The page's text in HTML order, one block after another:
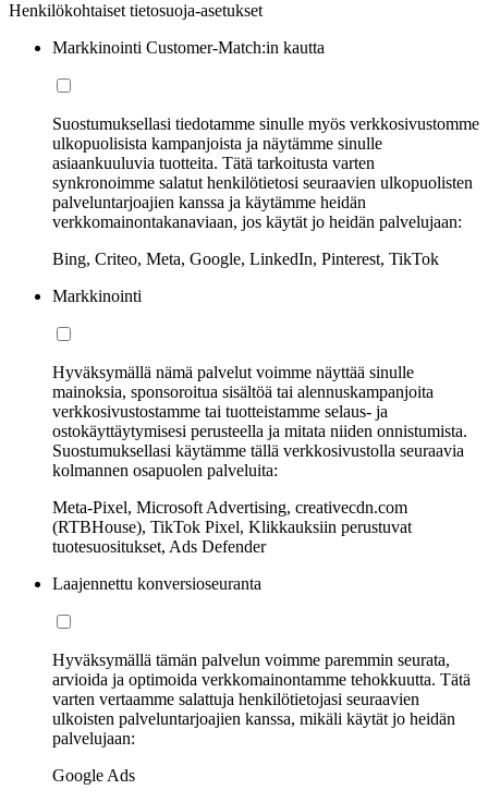
Henkilökohtaiset tietosuoja-asetukset
Markkinointi Customer-Match:in kautta
Suostumuksellasi tiedotamme sinulle myös verkkosivustomme
ulkopuolisista kampanjoista ja näytämme sinulle
asiaankuuluvia tuotteita. Tätä tarkoitusta varten
synkronoimme salatut henkilötietosi seuraavien ulkopuolisten
palveluntarjoajien kanssa ja käytämme heidän
verkkomainontakanaviaan, jos käytät jo heidän palvelujaan:
Bing, Criteo, Meta, Google, LinkedIn, Pinterest, TikTok
Markkinointi
Hyväksymällä nämä palvelut voimme näyttää sinulle
mainoksia, sponsoroitua sisältöä tai alennuskampanjoita
verkkosivustostamme tai tuotteistamme selaus- ja
ostokäyttäytymisesi perusteella ja mitata niiden onnistumista.
Suostumuksellasi käytämme tällä verkkosivustolla seuraavia
kolmannen osapuolen palveluita:
Meta-Pixel, Microsoft Advertising, creativecdn.com
(RTBHouse), TikTok Pixel, Klikkauksiin perustuvat
tuotesuositukset, Ads Defender
Laajennettu konversioseuranta
Hyväksymällä tämän palvelun voimme paremmin seurata,
arvioida ja optimoida verkkomainontamme tehokkuutta. Tätä
varten vertaamme salattuja henkilötietojasi seuraavien
ulkoisten palveluntarjoajien kanssa, mikäli käytät jo heidän
palvelujaan:
Google Ads